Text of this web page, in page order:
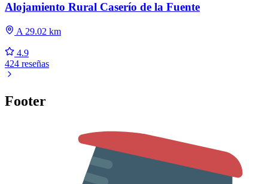
Alojamiento Rural Caserío de la Fuente
A 29.02 km
4.9
424 reseñas
Footer